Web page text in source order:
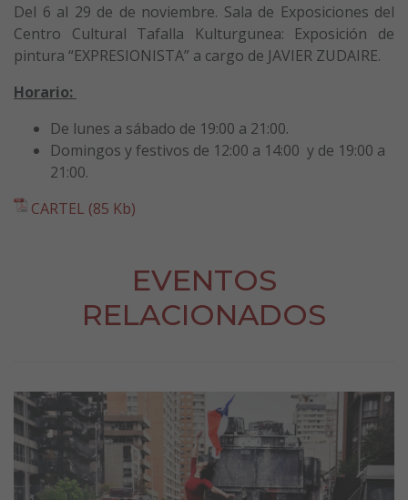
Del 6 al 29 de de noviembre. Sala de Exposiciones del
Centro Cultural Tafalla Kulturgunea: Exposición de
pintura “EXPRESIONISTA” a cargo de JAVIER ZUDAIRE.
Horario:
De lunes a sábado de 19:00 a 21:00.
Domingos y festivos de 12:00 a 14:00 y de 19:00 a
21:00.
CARTEL (85 Kb)
EVENTOS
RELACIONADOS